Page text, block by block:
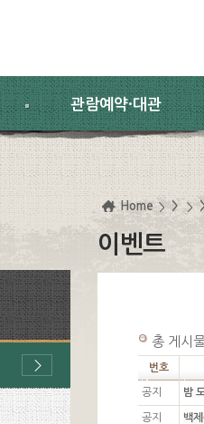
관람예약·대관
Home >
이벤트
총 게시
번호
공지 밤
공지 백